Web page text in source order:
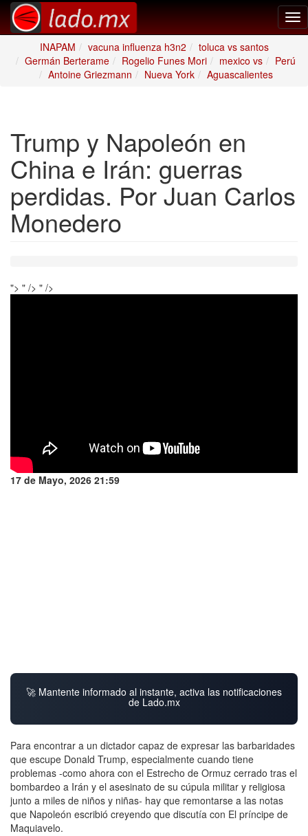
INAPAM
vacuna influenza h3n2
toluca vs santos
Germán Berterame
Rogelio Funes Mori mexico vs
Perú
Antoine Griezmann
Nueva York Aguascalientes
Trump y Napoleón en
China e Irán: guerras
perdidas. Por Juan Carlos
Monedero
"> " /> " />
17 de Mayo, 2026 21:59
🚀 Mantente informado al instante, activa las notificaciones
de Lado.mx
Para encontrar a un dictador capaz de expresar las barbaridades
que escupe Donald Trump, especialmente cuando tiene
problemas -como ahora con el Estrecho de Ormuz cerrado tras el
bombardeo a Irán y el asesinato de su cúpula militar y religiosa
junto a miles de niños y niñas- hay que remontarse a las notas
que Napoleón escribió creyendo que discutía con El príncipe de
Maquiavelo.